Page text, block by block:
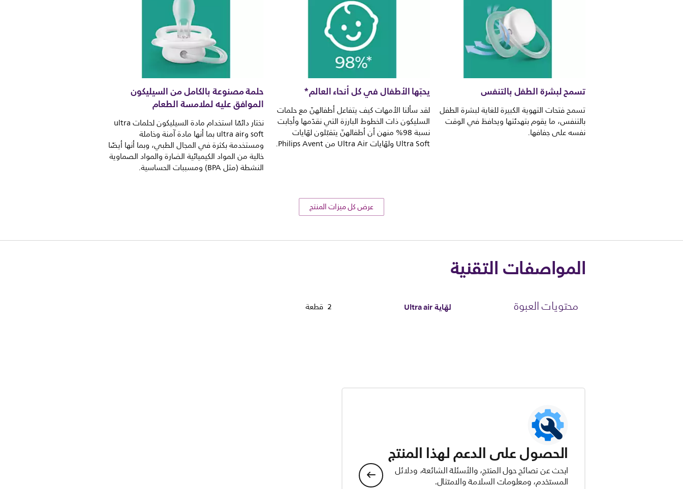
تسمح لبشرة الطفل بالتنفس
تسمح فتحات التهوية الكبيرة للغاية لبشرة الطفل
بالتنفس، ما يقوم بتهدئتها ويحافظ في الوقت
نفسه على جفافها.
يحبّها الأطفال في كل أنحاء العالم*
لقد سألنا الأمهات كيف يتفاعل أطفالهنّ مع حلمات
السليكون ذات الخطوط البارزة التي نقدّمها وأجابت
نسبة 98% منهن أن أطفالهنّ يتقبّلون لهّايات
Ultra Soft ولهّايات Ultra Air من Philips Avent.
حلمة مصنوعة بالكامل من السيليكون
الموافق عليه لملامسة الطعام
نختار دائمًا استخدام مادة السيليكون لحلمات ultra
soft وultra air بما أنها مادة آمنة وخاملة
ومستخدمة بكثرة في المجال الطبي، وبما أنها أيضًا
خالية من المواد الكيميائية الضارة والمواد الصماوية
النشطة (مثل BPA) ومسببات الحساسية.
عرض كل ميزات المنتج
المواصفات التقنية
محتويات العبوة لهّاية Ultra air 2 قطعة
الحصول على الدعم لهذا المنتج
ابحث عن نصائح حول المنتج، والأسئلة الشائعة، ودلائل
المستخدم، ومعلومات السلامة والامتثال.